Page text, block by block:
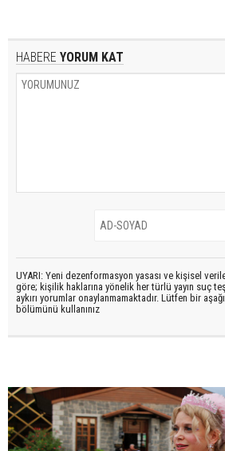
HABERE YORUM KAT
UYARI: Yeni dezenformasyon yasası ve kişisel
göre; kişilik haklarına yönelik her türlü yayın suç
aykırı yorumlar onaylanmamaktadır. Lütfen bir
bölümünü kullanınız